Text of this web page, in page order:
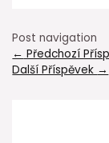
Post navigation
← Předchozí
Další Příspěvek →